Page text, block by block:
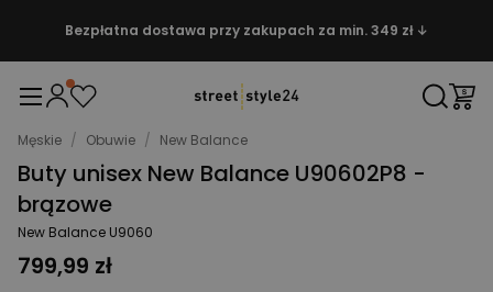
Bezpłatna dostawa przy zakupach za min. 349 zł ↓
Męskie / Obuwie / New Balance
Buty unisex New Balance U90602P8 -
brązowe
New Balance U9060
799,99 zł